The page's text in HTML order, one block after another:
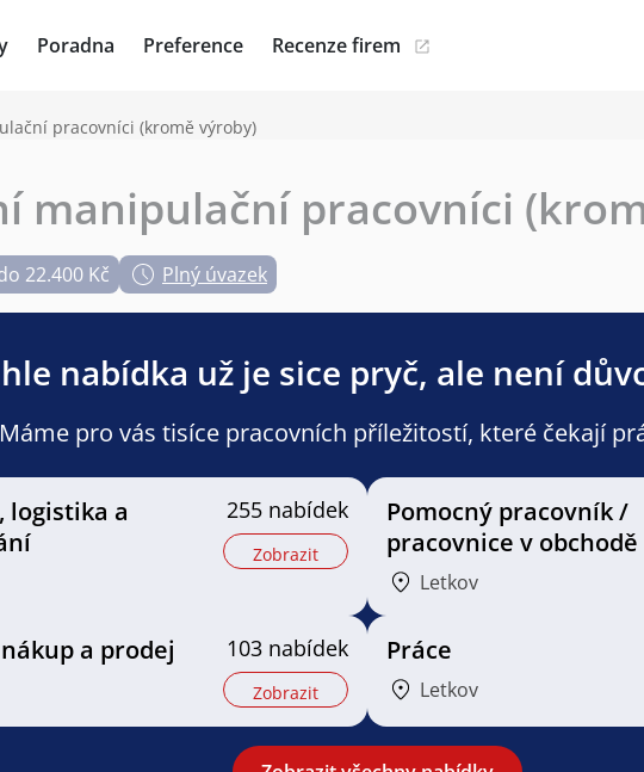
Poradna Preference Recenze firem
pracovníci (kromě výroby)
manipulační pracovníci
22.400 Kč Plný úvazek
nabídka už je sice pryč, ale není
Máme pro vás tisíce pracovních příležitostí, které čekají
logistika a
255 nabídek
Zobrazit
Pomocný pracovník /
pracovnice v obchodě
Letkov
a prodej
103 nabídek
Zobrazit
Práce
Letkov